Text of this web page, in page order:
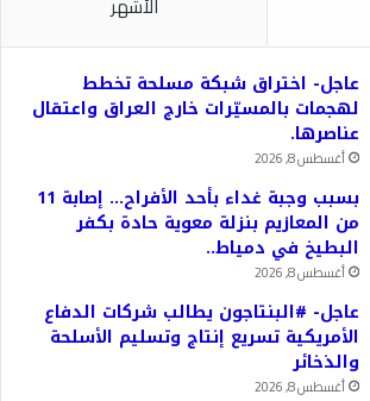
الأشهر
عاجل- اختراق شبكة مسلحة تخطط
لهجمات بالمسيّرات خارج العراق واعتقال
عناصرها.
أغسطس 8, 2026
بسبب وجبة غداء بأحد الأفراح… إصابة 11
من المعازيم بنزلة معوية حادة بكفر
البطيخ في دمياط..
أغسطس 8, 2026
عاجل- #البنتاجون يطالب شركات الدفاع
الأمريكية تسريع إنتاج وتسليم الأسلحة
والذخائر
أغسطس 8, 2026